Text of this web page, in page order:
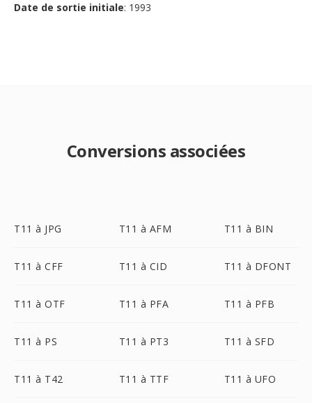
Date de sortie initiale: 1993
Conversions associées
T11 à JPG T11 à AFM T11 à BIN
T11 à CFF T11 à CID T11 à DFONT
T11 à OTF T11 à PFA T11 à PFB
T11 à PS T11 à PT3 T11 à SFD
T11 à T42 T11 à TTF T11 à UFO